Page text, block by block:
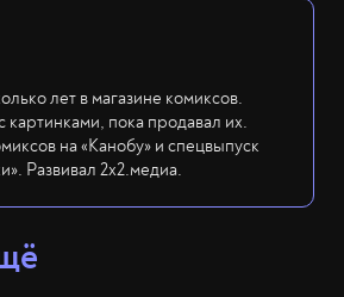
лет в магазине комиксов.
картинками, пока продавал их.
на «Канобу» и спецвыпуск
Развивал 2х2.медиа.